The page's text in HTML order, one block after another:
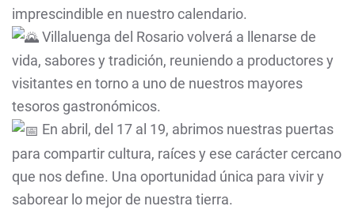
imprescindible en nuestro calendario.
Villaluenga del Rosario volverá a llenarse de
vida, sabores y tradición, reuniendo a productores y
visitantes en torno a uno de nuestros mayores
tesoros gastronómicos.
En abril, del 17 al 19, abrimos nuestras puertas
para compartir cultura, raíces y ese carácter cercano
que nos define. Una oportunidad única para vivir y
saborear lo mejor de nuestra tierra.